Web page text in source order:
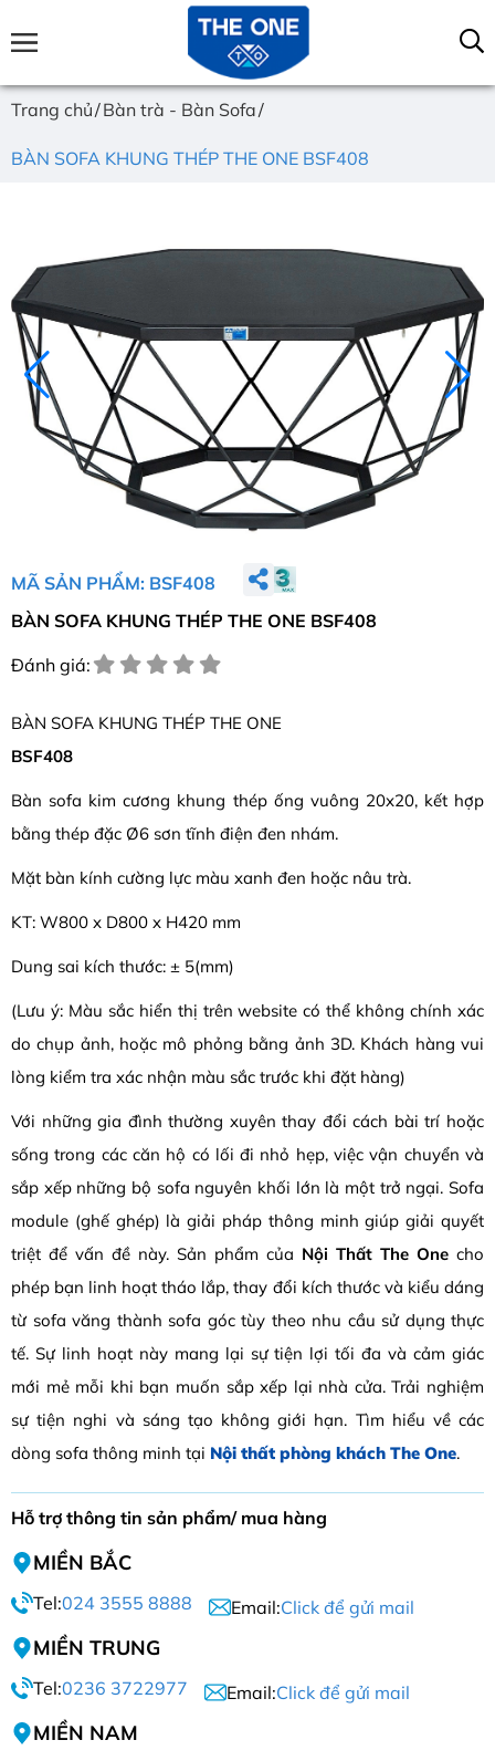
Trang chủ Bàn trà - Bàn Sofa
BÀN SOFA KHUNG THÉP THE ONE BSF408
MÃ SẢN PHẨM: BSF408
BÀN SOFA KHUNG THÉP THE ONE BSF408
Đánh giá:
BÀN SOFA KHUNG THÉP THE ONE
BSF408
Bàn sofa kim cương khung thép ống vuông 20x20, kết hợp
bằng thép đặc Ø6 sơn tĩnh điện đen nhám.
Mặt bàn kính cường lực màu xanh đen hoặc nâu trà.
KT: W800 x D800 x H420 mm
Dung sai kích thước: ± 5(mm)
(Lưu ý: Màu sắc hiển thị trên website có thể không chính xác
do chụp ảnh, hoặc mô phỏng bằng ảnh 3D. Khách hàng vui
lòng kiểm tra xác nhận màu sắc trước khi đặt hàng)
Với những gia đình thường xuyên thay đổi cách bài trí hoặc
sống trong các căn hộ có lối đi nhỏ hẹp, việc vận chuyển và
sắp xếp những bộ sofa nguyên khối lớn là một trở ngại. Sofa
module (ghế ghép) là giải pháp thông minh giúp giải quyết
triệt để vấn đề này. Sản phẩm của Nội Thất The One cho
phép bạn linh hoạt tháo lắp, thay đổi kích thước và kiểu dáng
từ sofa văng thành sofa góc tùy theo nhu cầu sử dụng thực
tế. Sự linh hoạt này mang lại sự tiện lợi tối đa và cảm giác
mới mẻ mỗi khi bạn muốn sắp xếp lại nhà cửa. Trải nghiệm
sự tiện nghi và sáng tạo không giới hạn. Tìm hiểu về các
dòng sofa thông minh tại Nội thất phòng khách The One.
Hỗ trợ thông tin sản phẩm/ mua hàng
MIỀN BẮC
Tel:024 3555 8888 Email:Click để gửi mail
MIỀN TRUNG
Tel:0236 3722977 Email:Click để gửi mail
MIỀN NAM